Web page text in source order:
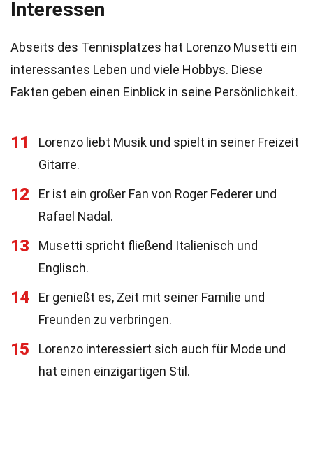
Interessen
Abseits des Tennisplatzes hat Lorenzo Musetti ein
interessantes Leben und viele Hobbys. Diese
Fakten geben einen Einblick in seine Persönlichkeit.
11
Lorenzo liebt Musik und spielt in seiner Freizeit
Gitarre.
12
Er ist ein großer Fan von Roger Federer und
Rafael Nadal.
13
Musetti spricht fließend Italienisch und
Englisch.
14
Er genießt es, Zeit mit seiner Familie und
Freunden zu verbringen.
15
Lorenzo interessiert sich auch für Mode und
hat einen einzigartigen Stil.